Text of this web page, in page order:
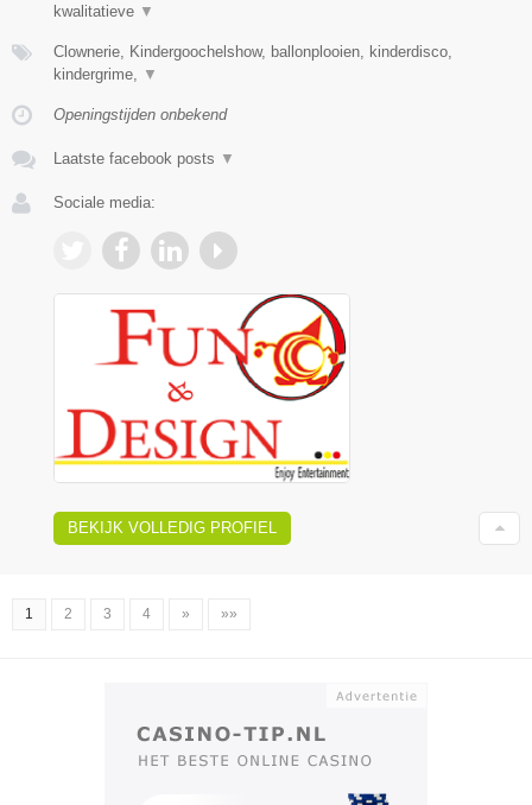
kwalitatieve ▼
Clownerie, Kindergoochelshow, ballonplooien, kinderdisco,
kindergrime,
▼
Openingstijden onbekend
Laatste facebook posts ▼
Sociale media:
BEKIJK VOLLEDIG PROFIEL
1 2 3 4 » »»